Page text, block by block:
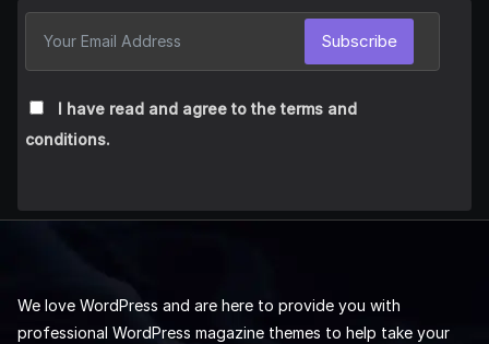
I have read and agree to the terms and
conditions.
Subscribe
We love WordPress and are here to provide you with
professional WordPress magazine themes to help take your